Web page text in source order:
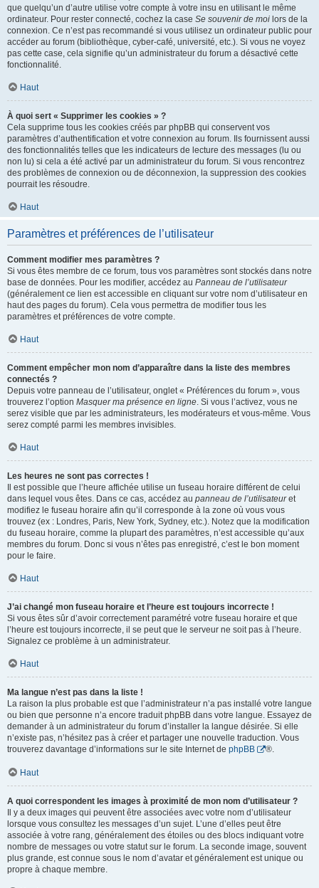
que quelqu’un d’autre utilise votre compte à votre insu en utilisant le même
ordinateur. Pour rester connecté, cochez la case Se souvenir de moi lors de la
connexion. Ce n’est pas recommandé si vous utilisez un ordinateur public pour
accéder au forum (bibliothèque, cyber-café, université, etc.). Si vous ne voyez
pas cette case, cela signifie qu’un administrateur du forum a désactivé cette
fonctionnalité.
Haut
À quoi sert « Supprimer les cookies » ?
Cela supprime tous les cookies créés par phpBB qui conservent vos
paramètres d’authentification et votre connexion au forum. Ils fournissent aussi
des fonctionnalités telles que les indicateurs de lecture des messages (lu ou
non lu) si cela a été activé par un administrateur du forum. Si vous rencontrez
des problèmes de connexion ou de déconnexion, la suppression des cookies
pourrait les résoudre.
Haut
Paramètres et préférences de l’utilisateur
Comment modifier mes paramètres ?
Si vous êtes membre de ce forum, tous vos paramètres sont stockés dans notre
base de données. Pour les modifier, accédez au Panneau de l’utilisateur
(généralement ce lien est accessible en cliquant sur votre nom d’utilisateur en
haut des pages du forum). Cela vous permettra de modifier tous les
paramètres et préférences de votre compte.
Haut
Comment empêcher mon nom d’apparaître dans la liste des membres
connectés ?
Depuis votre panneau de l’utilisateur, onglet « Préférences du forum », vous
trouverez l’option Masquer ma présence en ligne. Si vous l’activez, vous ne
serez visible que par les administrateurs, les modérateurs et vous-même. Vous
serez compté parmi les membres invisibles.
Haut
Les heures ne sont pas correctes !
Il est possible que l’heure affichée utilise un fuseau horaire différent de celui
dans lequel vous êtes. Dans ce cas, accédez au panneau de l’utilisateuret
modifiez le fuseau horaire afin qu’il corresponde à la zone où vous vous
trouvez (ex : Londres, Paris, New York, Sydney, etc.). Notez que la modification
du fuseau horaire, comme la plupart des paramètres, n’est accessible qu’aux
membres du forum. Donc si vous n’êtes pas enregistré, c’est le bon moment
pour le faire.
Haut
J’ai changé mon fuseau horaire et l’heure est toujours incorrecte !
Si vous êtes sûr d’avoir correctement paramétré votre fuseau horaire et que
l’heure est toujours incorrecte, il se peut que le serveur ne soit pas à l’heure.
Signalez ce problème à un administrateur.
Haut
Ma langue n’est pas dans la liste !
La raison la plus probable est que l’administrateur n’a pas installé votre langue
ou bien que personne n’a encore traduit phpBB dans votre langue. Essayez de
demander à un administrateur du forum d’installer la langue désirée. Si elle
n’existe pas, n’hésitez pas à créer et partager une nouvelle traduction. Vous
trouverez davantage d’informations sur le site Internet de phpBB ®.
Haut
A quoi correspondent les images à proximité de mon nom d’utilisateur ?
Il y a deux images qui peuvent être associées avec votre nom d’utilisateur
lorsque vous consultez les messages d’un sujet. L’une d’elles peut être
associée à votre rang, généralement des étoiles ou des blocs indiquant votre
nombre de messages ou votre statut sur le forum. La seconde image, souvent
plus grande, est connue sous le nom d’avatar et généralement est unique ou
propre à chaque membre.